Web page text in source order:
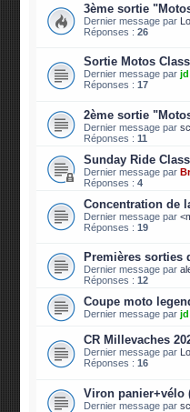
3ème sortie
Dernier message par
Réponses :26
Sortie Motos
Dernier message parjd
Réponses :17
2ème sortie
Dernier message par
Réponses :11
Sunday Ride
Dernier message par
Réponses :4
Concentration de
Dernier message par
Réponses :19
Premières sorties
Dernier message par
Réponses :12
Coupe moto
Dernier message parjd
CR Millevaches
Dernier message par
Réponses :16
Viron panier+vélo
Dernier message par